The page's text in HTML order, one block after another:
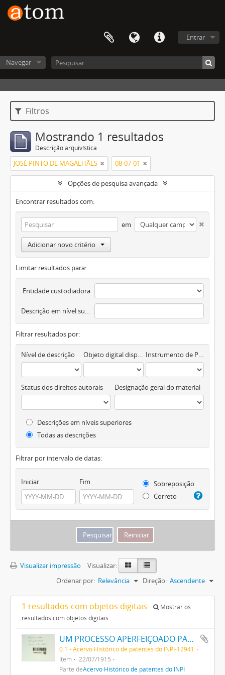
Entrar
Navegar
Filtros
Mostrando 1 resultados
Descrição arquivística
JOSÉ PINTO DE MAGALHÃES 08-07-01
Opções de pesquisa avançada
Encontrar resultados com:
em
Adicionar novo critério
Limitar resultados para:
Entidade custodiadora
Descrição em nível superior
Filtrar resultados por:
Nível de descrição Objeto digital disponível Instrumento de Pesquisa
Status dos direitos autorais Designação geral do material
Descrições em níveis superiores
Todas as descrições
Filtrar por intervalo de datas:
Iniciar Fim
Sobreposição
Correto
Visualizar impressão
Visualizar:
Ordenar por: Relevância Direção: Ascendente
1 resultados com objetos digitais
Mostrar os
resultados com objetos digitais
UM PROCESSO APERFEIÇOADO PARA PRODUZIR AZUL DA PRUSSIA
0.1 - Acervo Histórico de patentes do INPI-12941
Item
22/07/1915
Parte deAcervo Histórico de patentes do INPI